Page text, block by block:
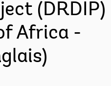
(DRDIP)
Africa -